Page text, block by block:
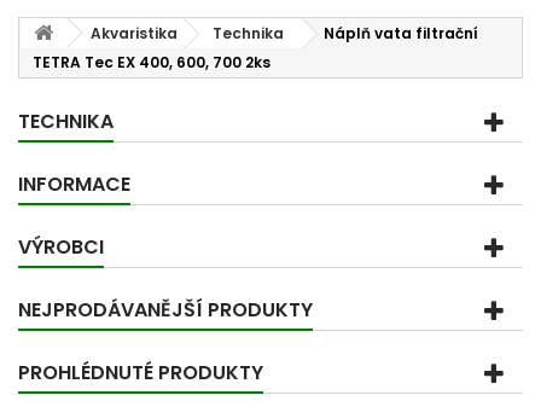
Akvaristika Technika
Náplň vata filtrační
TETRA Tec EX 400, 600, 700 2ks
TECHNIKA
INFORMACE
VÝROBCI
NEJPRODÁVANĚJŠÍ PRODUKTY
PROHLÉDNUTÉ PRODUKTY